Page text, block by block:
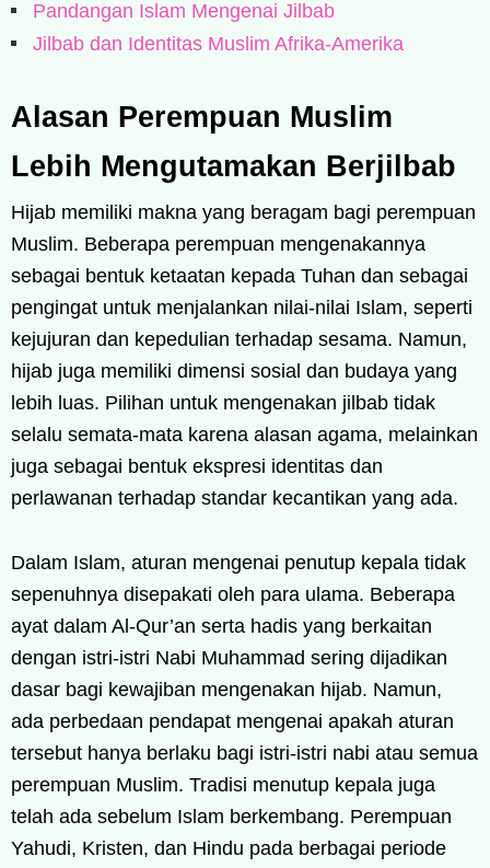
Pandangan Islam Mengenai Jilbab
Jilbab dan Identitas Muslim Afrika-Amerika
Alasan Perempuan Muslim
Lebih Mengutamakan Berjilbab
Hijab memiliki makna yang beragam bagi perempuan
Muslim. Beberapa perempuan mengenakannya
sebagai bentuk ketaatan kepada Tuhan dan sebagai
pengingat untuk menjalankan nilai-nilai Islam, seperti
kejujuran dan kepedulian terhadap sesama. Namun,
hijab juga memiliki dimensi sosial dan budaya yang
lebih luas. Pilihan untuk mengenakan jilbab tidak
selalu semata-mata karena alasan agama, melainkan
juga sebagai bentuk ekspresi identitas dan
perlawanan terhadap standar kecantikan yang ada.
Dalam Islam, aturan mengenai penutup kepala tidak
sepenuhnya disepakati oleh para ulama. Beberapa
ayat dalam Al-Qur’an serta hadis yang berkaitan
dengan istri-istri Nabi Muhammad sering dijadikan
dasar bagi kewajiban mengenakan hijab. Namun,
ada perbedaan pendapat mengenai apakah aturan
tersebut hanya berlaku bagi istri-istri nabi atau semua
perempuan Muslim. Tradisi menutup kepala juga
telah ada sebelum Islam berkembang. Perempuan
Yahudi, Kristen, dan Hindu pada berbagai periode